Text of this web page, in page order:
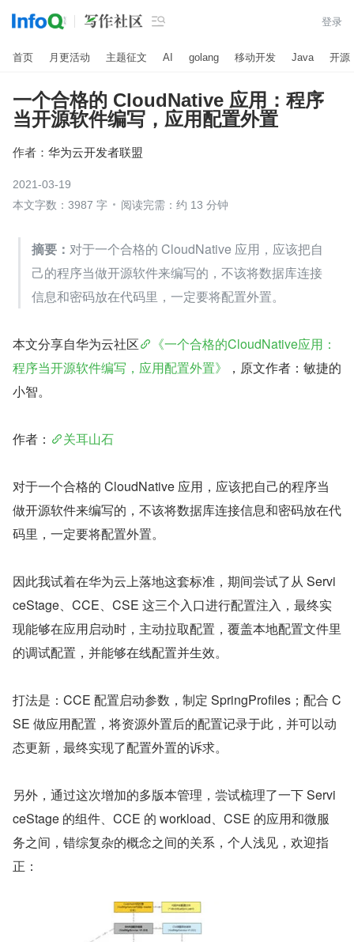
 登录
首页 月更活动 主题征文 AI golang 移动开发 Java 开源
一个合格的 CloudNative 应用：程序
当开源软件编写，应用配置外置
作者： 华为云开发者联盟
2021-03-19
本文字数：3987 字
阅读完需：约 13 分钟
摘要： 对于一个合格的 CloudNative 应用，应该把自
己的程序当做开源软件来编写的，不该将数据库连接
信息和密码放在代码里，一定要将配置外置。
本文分享自华为云社区
《一个合格的CloudNative应用：
程序当开源软件编写，应用配置外置》
，原文作者：敏捷的
小智。
作者： 关耳山石
对于一个合格的 CloudNative 应用，应该把自己的程序当
做开源软件来编写的，不该将数据库连接信息和密码放在代
码里，一定要将配置外置。
因此我试着在华为云上落地这套标准，期间尝试了从 Servi
ceStage、CCE、CSE 这三个入口进行配置注入，最终实
现能够在应用启动时，主动拉取配置，覆盖本地配置文件里
的调试配置，并能够在线配置并生效。
打法是：CCE 配置启动参数，制定 SpringProfiles；配合 C
SE 做应用配置，将资源外置后的配置记录于此，并可以动
态更新，最终实现了配置外置的诉求。
另外，通过这次增加的多版本管理，尝试梳理了一下 Servi
ceStage 的组件、CCE 的 workload、CSE 的应用和微服
务之间，错综复杂的概念之间的关系，个人浅见，欢迎指
正：